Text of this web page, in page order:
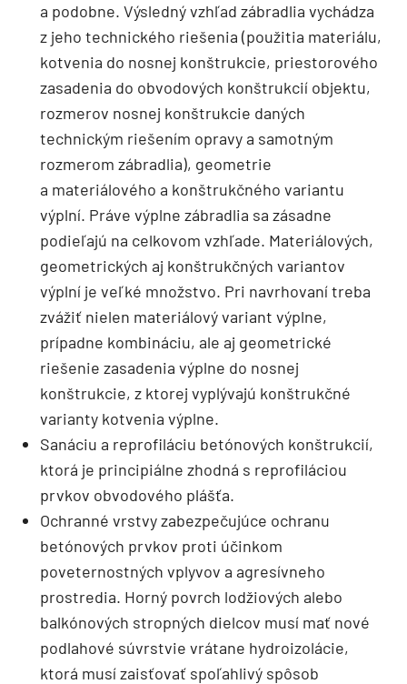
a podobne. Výsledný vzhľad zábradlia vychádza
z jeho technického riešenia (použitia materiálu,
kotvenia do nosnej konštrukcie, priestorového
zasadenia do obvodových konštrukcií objektu,
rozmerov nosnej konštrukcie daných
technickým riešením opravy a samotným
rozmerom zábradlia), geometrie
a materiálového a konštrukčného variantu
výplní. Práve výplne zábradlia sa zásadne
podieľajú na celkovom vzhľade. Materiálových,
geometrických aj konštrukčných variantov
výplní je veľké množstvo. Pri navrhovaní treba
zvážiť nielen materiálový variant výplne,
prípadne kombináciu, ale aj geometrické
riešenie zasadenia výplne do nosnej
konštrukcie, z ktorej vyplývajú konštrukčné
varianty kotvenia výplne.
Sanáciu a reprofiláciu betónových konštrukcií,
ktorá je principiálne zhodná s reprofiláciou
prvkov obvodového plášťa.
Ochranné vrstvy zabezpečujúce ochranu
betónových prvkov proti účinkom
poveternostných vplyvov a agresívneho
prostredia. Horný povrch lodžiových alebo
balkónových stropných dielcov musí mať nové
podlahové súvrstvie vrátane hydroizolácie,
ktorá musí zaisťovať spoľahlivý spôsob